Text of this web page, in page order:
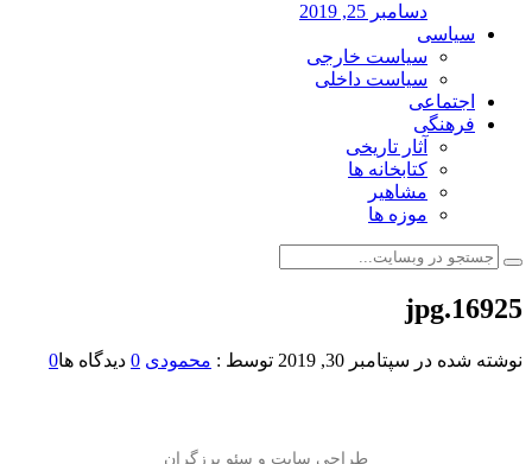
دسامبر 25, 2019
سیاسی
سیاست خارجی
سیاست داخلی
اجتماعی
فرهنگی
آثار تاریخی
کتابخانه ها
مشاهیر
موزه ها
16925.jpg
نوشته شده در سپتامبر 30, 2019 توسط : محمودی 0 دیدگاه ها0